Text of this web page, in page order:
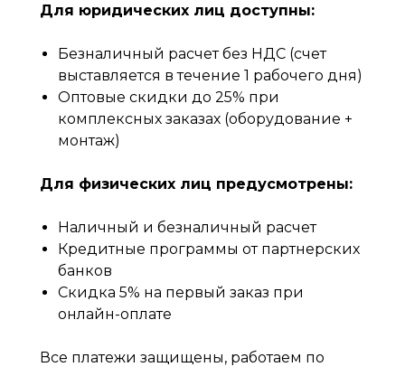
Для юридических лиц доступны:
Безналичный расчет без НДС (счет
выставляется в течение 1 рабочего дня)
Оптовые скидки до 25% при
комплексных заказах (оборудование +
монтаж)
Для физических лиц предусмотрены:
Наличный и безналичный расчет
Кредитные программы от партнерских
банков
Скидка 5% на первый заказ при
онлайн-оплате
Все платежи защищены, работаем по